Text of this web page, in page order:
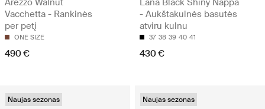
Vacchetta - Rankinės
per petį
ONE SIZE
490 €
- Aukštakulnės basutės
atviru kulnu
37 38 39 40 41
430 €
Naujas sezonas Naujas sezonas